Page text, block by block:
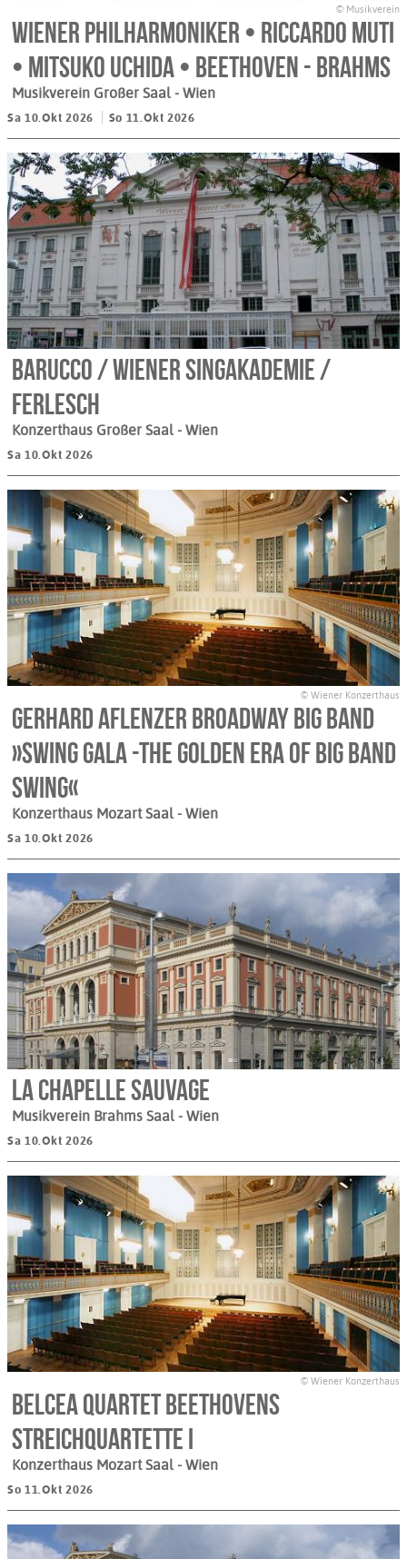
© Musikverein
Wiener Philharmoniker • Riccardo Muti
• Mitsuko Uchida • Beethoven - Brahms
Musikverein Großer Saal - Wien
Sa 10.Okt 2026 So 11.Okt 2026
Barucco / Wiener Singakademie /
Ferlesch
Konzerthaus Großer Saal - Wien
Sa 10.Okt 2026
© Wiener Konzerthaus
Gerhard Aflenzer Broadway Big Band
»Swing Gala -The Golden Era Of Big Band
Swing«
Konzerthaus Mozart Saal - Wien
Sa 10.Okt 2026
La Chapelle Sauvage
Musikverein Brahms Saal - Wien
Sa 10.Okt 2026
© Wiener Konzerthaus
Belcea Quartet Beethovens
Streichquartette I
Konzerthaus Mozart Saal - Wien
So 11.Okt 2026